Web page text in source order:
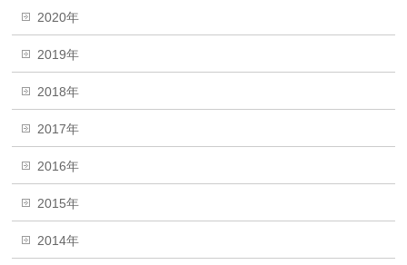
2020年
2019年
2018年
2017年
2016年
2015年
2014年